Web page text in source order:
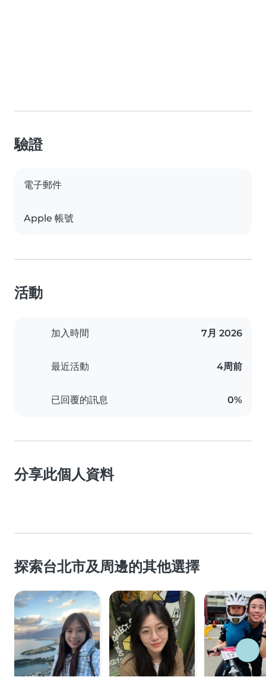
驗證
電子郵件
Apple 帳號
活動
加入時間 7月 2026
最近活動 4周前
已回覆的訊息 0%
分享此個人資料
探索台北市及周邊的其他選擇